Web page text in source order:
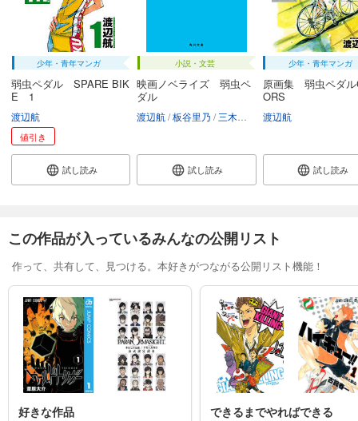
少年・青年マンガ
弱虫ペダル SPARE BIK
E 1
渡辺航
値引き
試し読み
小説・文芸
映画ノベライズ 弱虫ペ
ダル
渡辺航 板谷里乃 三木康一郎 三萩せんや
試し読み
少年・青年マンガ
原画集 弱虫ペダル
ORS
渡辺航
試し読み
この作品が入っているみんなの公開リスト
作って、共有して、見つける。本好きがつながる公開リスト機能！
好きな作品 できるまでやればできる